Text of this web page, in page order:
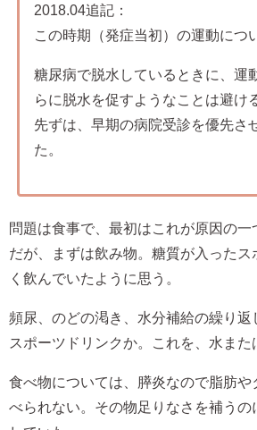
2018.04追記：
この時期（発症当初）の運動につ
糖尿病で脱水しているときに、運
らに脱水を促すようなことは避け
先ずは、早期の病院受診を優先さ
た。
問題は食事で、最初はこれが原因の
だが、まずは飲み物。糖質が入ったス
く飲んでいたように思う。
頻尿、のどの渇き、水分補給の繰り返
スポーツドリンクか。これを、水また
食べ物については、膵炎なので脂肪や
べられない。その物足りなさを補うの